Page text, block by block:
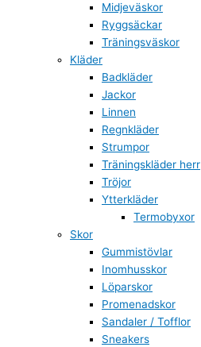
Midjeväskor
Ryggsäckar
Träningsväskor
Kläder
Badkläder
Jackor
Linnen
Regnkläder
Strumpor
Träningskläder herr
Tröjor
Ytterkläder
Termobyxor
Skor
Gummistövlar
Inomhusskor
Löparskor
Promenadskor
Sandaler / Tofflor
Sneakers